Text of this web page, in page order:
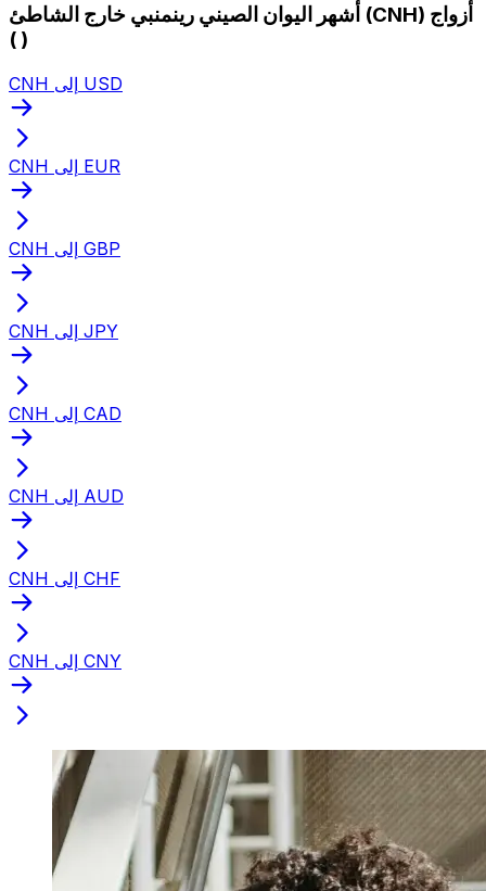
أشهر اليوان الصيني رينمنبي خارج الشاطئ (CNH) أزواج
( )
CNH إلى USD
CNH إلى EUR
CNH إلى GBP
CNH إلى JPY
CNH إلى CAD
CNH إلى AUD
CNH إلى CHF
CNH إلى CNY